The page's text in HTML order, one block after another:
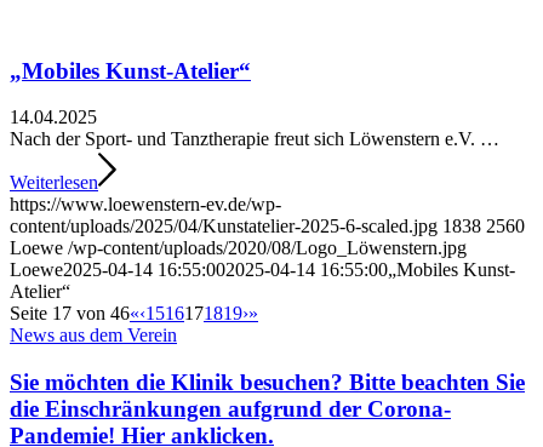
„Mobiles Kunst-Atelier“
14.04.2025
Nach der Sport- und Tanztherapie freut sich Löwenstern e.V. …
Weiterlesen
https://www.loewenstern-ev.de/wp-
content/uploads/2025/04/Kunstatelier-2025-6-scaled.jpg 1838 2560
Loewe /wp-content/uploads/2020/08/Logo_Löwenstern.jpg
Loewe2025-04-14 16:55:002025-04-14 16:55:00„Mobiles Kunst-
Atelier“
Seite 17 von 46«‹1516171819›»
News aus dem Verein
Sie möchten die Klinik besuchen? Bitte beachten Sie
die Einschränkungen aufgrund der Corona-
Pandemie! Hier anklicken.